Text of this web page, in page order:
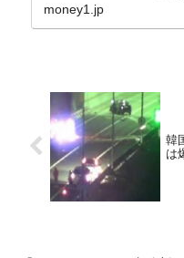
『朝
money1.jp
韓
は